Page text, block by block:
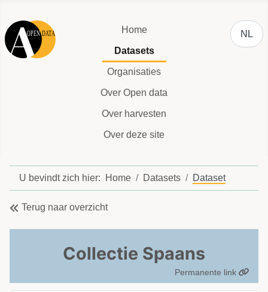
Home
Datasets
Organisaties
Over Open data
Over harvesten
Over deze site
NL
U bevindt zich hier: Home Datasets Dataset
Terug naar overzicht
Collectie Spaans
Permanente link